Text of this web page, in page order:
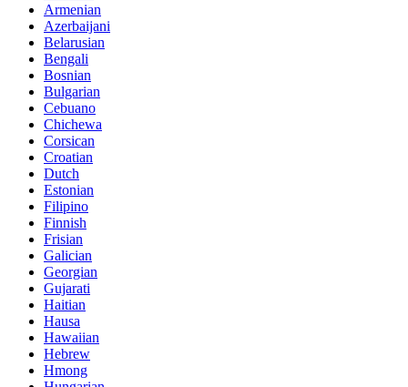
Armenian
Azerbaijani
Belarusian
Bengali
Bosnian
Bulgarian
Cebuano
Chichewa
Corsican
Croatian
Dutch
Estonian
Filipino
Finnish
Frisian
Galician
Georgian
Gujarati
Haitian
Hausa
Hawaiian
Hebrew
Hmong